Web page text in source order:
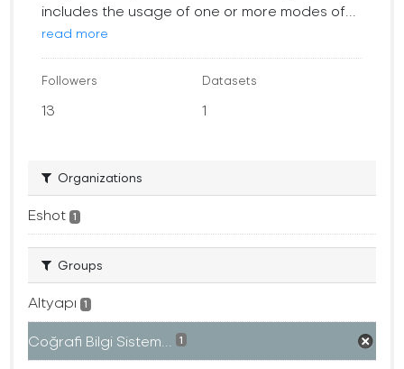
includes the usage of one or more modes of...
read more
Followers
13
Datasets
1
Organizations
Eshot 1
Groups
Altyapı 1
Coğrafi Bilgi Sistem... 1